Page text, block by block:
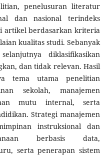
penelusuran literatur
dan nasional terindeks
artikel berdasarkan kriteria
kualitas studi. Sebanyak
diklasifikasikan
dan tidak relevan. Hasil
tema utama penelitian
sekolah, manajemen
mutu internal, serta
Strategi manajemen
instruksional dan
berbasis data,
serta penerapan sistem